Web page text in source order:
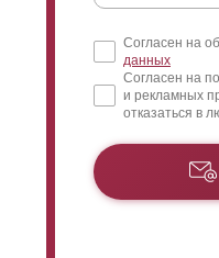
Согласен на
данных
Согласен на
и рекламных
отказаться в